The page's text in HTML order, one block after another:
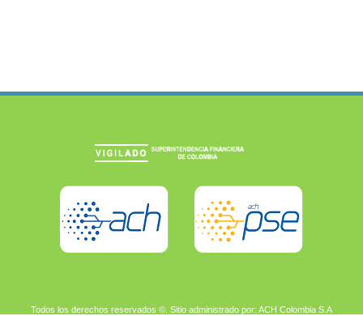
Todos los derechos reservados ©. Sitio administrado por: ACH Colombia S.A